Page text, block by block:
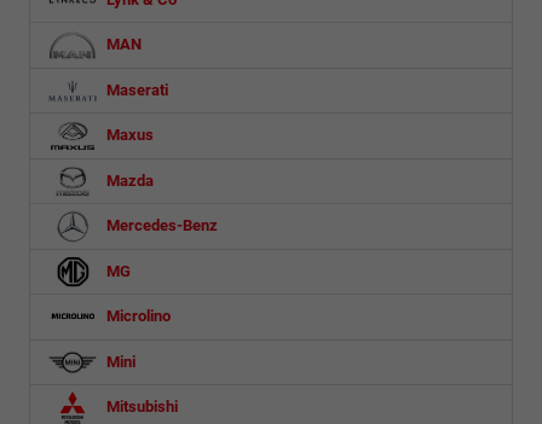
MAN
Maserati
Maxus
Mazda
Mercedes-Benz
MG
Microlino
Mini
Mitsubishi